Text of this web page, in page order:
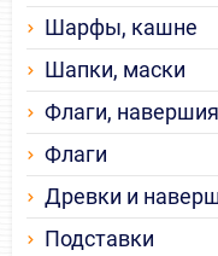
Шарфы, кашне
Шапки, маски
Флаги, навершия
Флаги
Древки и
Подставки